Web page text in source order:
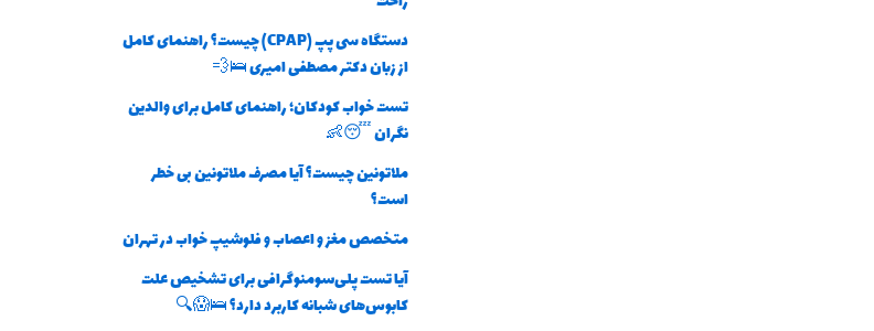
دستگاه سی پپ (CPAP) چیست؟ راهنمای کامل
از زبان دکتر مصطفی امیری 🛌💨
تست خواب کودکان؛ راهنمای کامل برای والدین
نگران 😴👶
ملاتونین چیست؟ آیا مصرف ملاتونین بی خطر
است؟
متخصص مغز و اعصاب و فلوشیپ خواب در تهران
آیا تست پلی‌سومنوگرافی برای تشخیص علت
کابوس‌های شبانه کاربرد دارد؟ 🛌😱🔍